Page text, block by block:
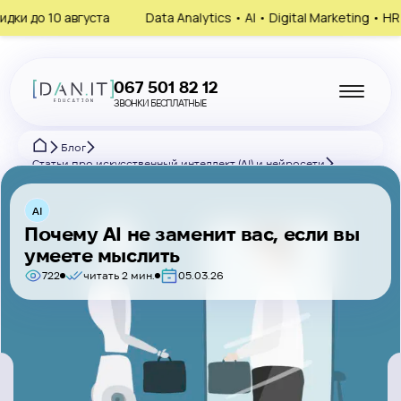
Data Analytics • AI • Digital Marketing • HR
067 501 82 12
ЗВОНКИ БЕСПЛАТНЫЕ
Блог
Статьи про искусственный интеллект (AI) и нейросети
AI
Почему AI не заменит вас, если вы
умеете мыслить
722 читать 2 мин. 05.03.26